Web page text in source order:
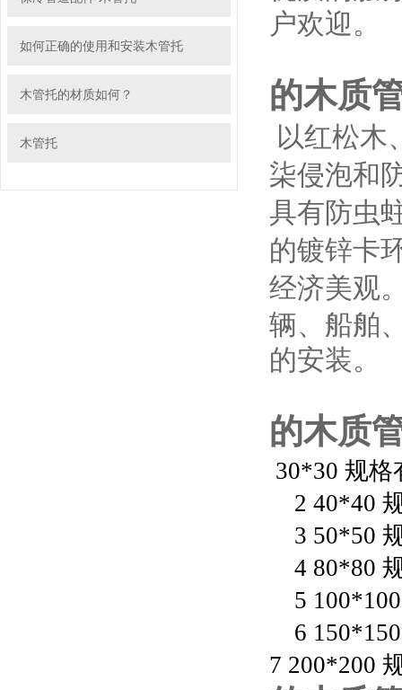
如何正确的使用和安装木管托
木管托的材质如何？
木管托
户欢迎。
的木质
以红松木
柒侵泡和
具有防虫
的镀锌卡
经济美观
辆、船舶
的安装。
的木质
30*30 规格
2 40*40 规
3 50*50 规
4 80*80
5 100*100
6 150*150
7 200*200